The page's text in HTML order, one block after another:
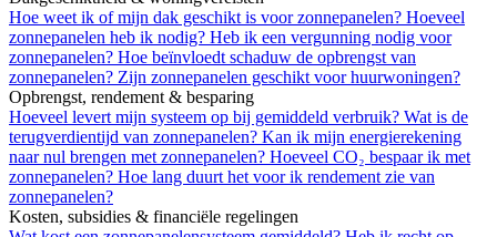
Hoe weet ik of mijn dak geschikt is voor zonnepanelen? Hoeveel
zonnepanelen heb ik nodig? Heb ik een vergunning nodig voor
zonnepanelen? Hoe beïnvloedt schaduw de opbrengst van
zonnepanelen? Zijn zonnepanelen geschikt voor huurwoningen?
Opbrengst, rendement & besparing
Hoeveel levert mijn systeem op bij gemiddeld verbruik? Wat is de
terugverdientijd van zonnepanelen? Kan ik mijn energierekening
naar nul brengen met zonnepanelen? Hoeveel CO₂ bespaar ik met
zonnepanelen? Hoe lang duurt het voor ik rendement zie van
zonnepanelen?
Kosten, subsidies & financiële regelingen